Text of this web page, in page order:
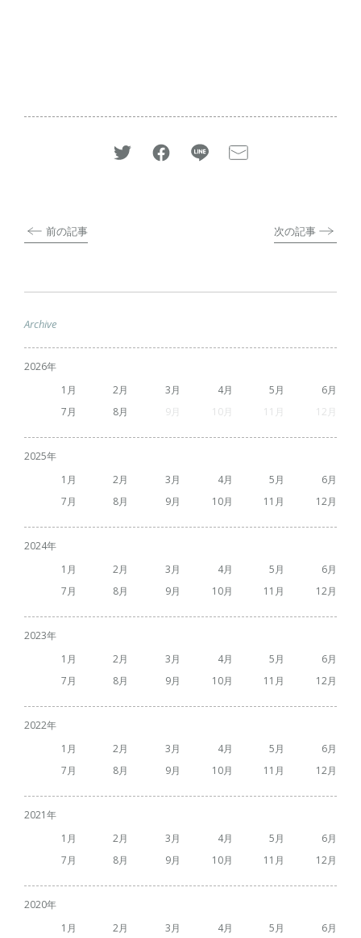
前の記事 次の記事
Archive
2026
1
2 3 4 5
6
7
8 9 10 11 12
2025
1
2 3 4 5
6
7
8 9 10 11 12
2024
1
2 3 4 5
6
7
8 9 10 11 12
2023
1
2 3 4 5
6
7
8 9 10 11 12
2022
1
2 3 4 5
6
7
8 9 10 11 12
2021
1
2 3 4 5
6
7
8 9 10 11 12
2020
1
2 3 4 5 6